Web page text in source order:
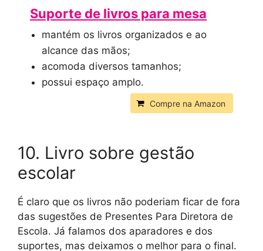
Suporte de livros para mesa
mantém os livros organizados e ao
alcance das mãos;
acomoda diversos tamanhos;
possui espaço amplo.
Compre na Amazon
10. Livro sobre gestão
escolar
É claro que os livros não poderiam ficar de fora
das sugestões de Presentes Para Diretora de
Escola. Já falamos dos aparadores e dos
suportes, mas deixamos o melhor para o final.